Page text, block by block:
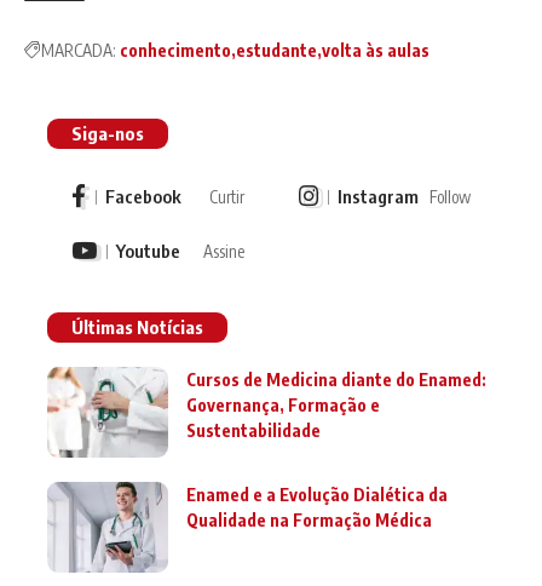
MARCADA: conhecimento estudante volta às aulas
Siga-nos
Facebook Curtir Instagram Follow
Youtube Assine
Últimas Notícias
Cursos de Medicina diante do Enamed:
Governança, Formação e
Sustentabilidade
Enamed e a Evolução Dialética da
Qualidade na Formação Médica